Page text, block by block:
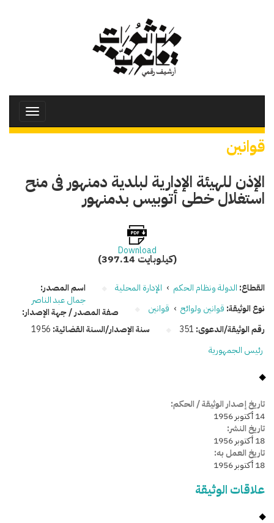
Toggle
قوانين
الإذن للهيئة الإدارية لبلدية دمنهور فى منح
استغلال خطى أتوبيس بدمنهور
Download
(397.14 كيلوبايت)
القطاع: الدولة ونظام الحكم › الإدارة المحلية
نوع الوثيقة: قوانين ولوائح › قوانين
رقم الوثيقة/الدعوى: 351 سنة الإصدار/السنة القضائية: 1956
اسم المصدر:
جمال عبد الناصر
صفة المصدر / جهة الإصدار:
رئيس الجمهورية
تاريخ إصدار الوثيقة / الحكم:
14 أكتوبر 1956
تاريخ النشر:
18 أكتوبر 1956
تاريخ العمل به:
18 أكتوبر 1956
علاقات الوثيقة